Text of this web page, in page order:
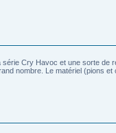
Cry Havoc et une sorte de
nombre. Le matériel (pions